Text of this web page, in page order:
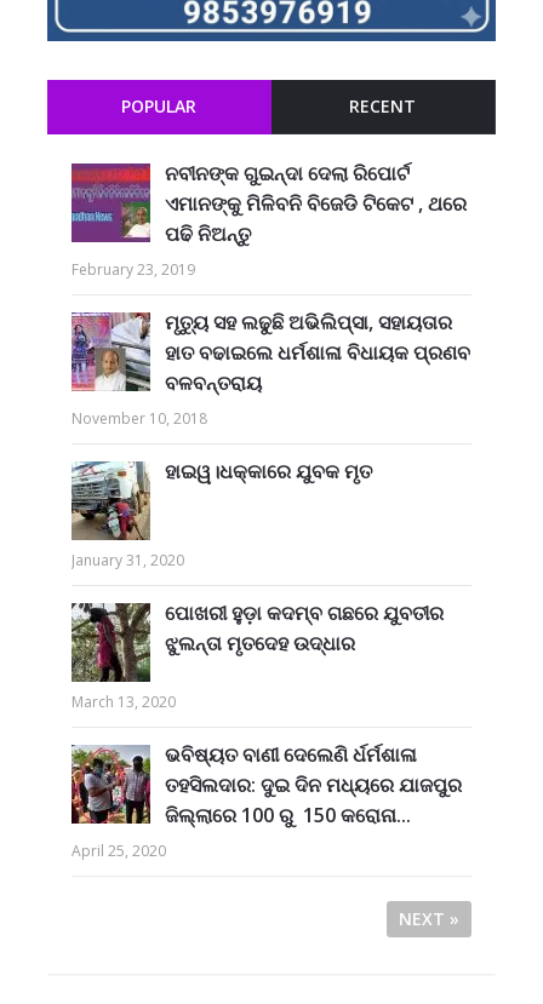
POPULAR RECENT
ନବୀନଙ୍କ ଗୁଇନ୍ଦା ଦେଲା ରିପୋର୍ଟ
ଏମାନଙ୍କୁ ମିଳିବନି ବିଜେଡି ଟିକେଟ , ଥରେ
ପଢି ନିଅନ୍ତୁ
February 23, 2019
ମୃତ୍ୟୁ ସହ ଲଢୁଛି ଅଭିଲିପ୍ସା, ସହାୟତାର
ହାତ ବଢାଇଲେ ଧର୍ମଶାଳା ବିଧାୟକ ପ୍ରଣବ
ବଳବନ୍ତରାୟ
November 10, 2018
ହାଇୱ।ଧକ୍କାରେ ଯୁବକ ମୃତ
January 31, 2020
ପୋଖରୀ ହୁଡ଼ା କଦମ୍ବ ଗଛରେ ଯୁବତୀର
ଝୁଲନ୍ତା ମୃତଦେହ ଉଦ୍ଧାର
March 13, 2020
ଭବିଷ୍ୟତ ବାଣୀ ଦେଲେଣି ର୍ଧର୍ମଶାଳା
ତହସିଲଦାର: ଦୁଇ ଦିନ ମଧ୍ୟରେ ଯାଜପୁର
ଜିଲ୍ଲାରେ 100 ରୁ 150 କରୋନା...
April 25, 2020
NEXT »